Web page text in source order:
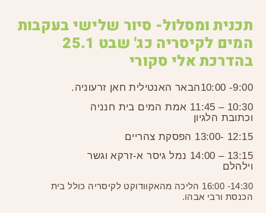
תכנית ומסלול- סיור שלישי בעקבות
המים לקיסריה כג' שבט 25.1
בהדרכת אלי סקורי
9:00- 10:00 הבאר האנטילית חאן זרעוניה.
10:30 – 11:45 אמת המים בית חנניה
וכתובת הלגיון
12:15 -13:00 הפסקת צהריים
13:15 – 14:00 נמל גיסר א-זרקא וגשר
וילהלם
14:30- 16:00 הליכה מהאקוודוקט לקיסריה כולל בית
הכנסת ורבי אבהו.